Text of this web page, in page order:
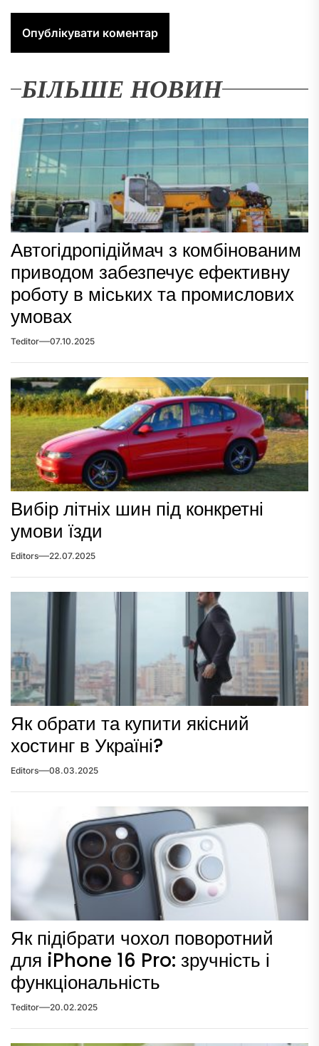
БІЛЬШЕ НОВИН
Автогідропідіймач з комбінованим
приводом забезпечує ефективну
роботу в міських та промислових
умовах
Teditor 07.10.2025
Вибір літніх шин під конкретні
умови їзди
Editors 22.07.2025
Як обрати та купити якісний
хостинг в Україні?
Editors 08.03.2025
Як підібрати чохол поворотний
для iPhone 16 Pro: зручність і
функціональність
Teditor 20.02.2025